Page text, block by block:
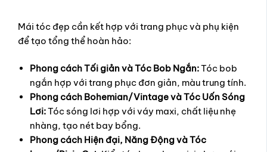
Mái tóc đẹp cần kết hợp với trang phục và phụ kiện
để tạo tổng thể hoàn hảo:
Phong cách Tối giản và Tóc Bob Ngắn:Tóc bob
ngắn hợp với trang phục đơn giản, màu trung tính.
Phong cách Bohemian/Vintage và Tóc Uốn Sóng
Lơi:Tóc sóng lơi hợp với váy maxi, chất liệu nhẹ
nhàng, tạo nét bay bổng.
Phong cách Hiện đại, Năng Động và Tóc